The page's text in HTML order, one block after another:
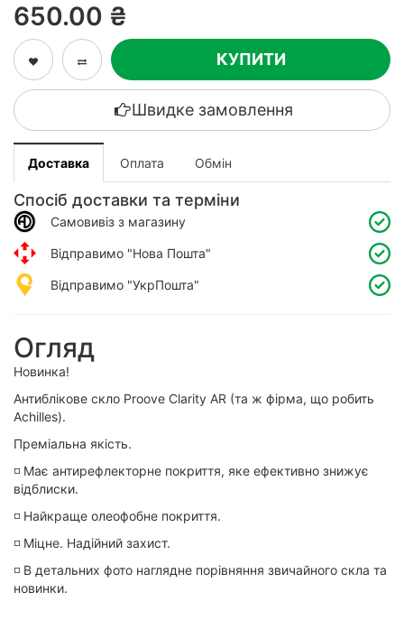
650.00 ₴
КУПИТИ
Швидке замовлення
Доставка Оплата Обмін
Спосіб доставки та терміни
Самовивіз з магазину
Відправимо "Нова Пошта"
Відправимо "УкрПошта"
Огляд
Новинка!
Антиблікове скло Proove Clarity AR (та ж фірма, що робить
Achilles).
Преміальна якість.
◽️ Має антирефлекторне покриття, яке ефективно знижує
відблиски.
◽️ Найкраще олеофобне покриття.
◽️ Міцне. Надійний захист.
◽️ В детальних фото наглядне порівняння звичайного скла та
новинки.